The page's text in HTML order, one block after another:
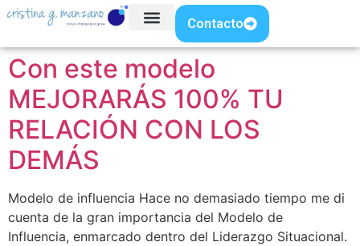
Contacto
Con este modelo
MEJORARÁS 100% TU
RELACIÓN CON LOS
DEMÁS
Modelo de influencia Hace no demasiado tiempo me di
cuenta de la gran importancia del Modelo de
Influencia, enmarcado dentro del Liderazgo Situacional.